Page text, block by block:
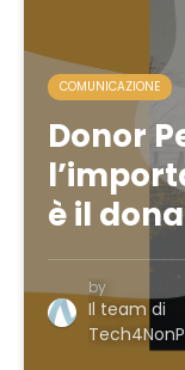
COMUNICAZIONE
Donor
è il
by
Il team di